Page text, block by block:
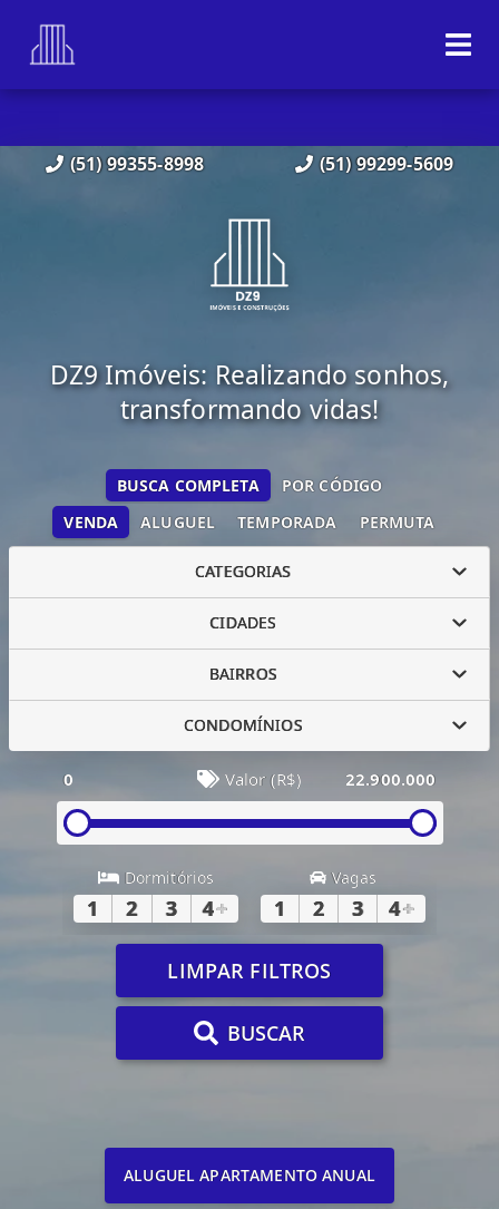
(51) 99355-8998 (51) 99299-5609
DZ9 Imóveis: Realizando sonhos,
transformando vidas!
VENDA ALUGUEL TEMPORADA PERMUTA
BUSCA COMPLETA POR CÓDIGO
CATEGORIAS
CIDADES
BAIRROS
CONDOMÍNIOS
0 Valor (R$) 22.900.000
Dormitórios
1 2 3 4+
Vagas
1 2 3 4+
LIMPAR FILTROS
BUSCAR
ALUGUEL APARTAMENTO ANUAL